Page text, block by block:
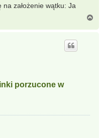
założenie wątku: Ja
porzucone w